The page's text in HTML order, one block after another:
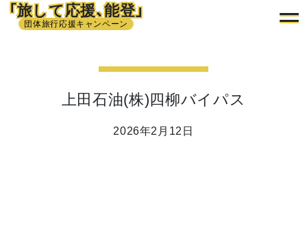
「旅して応援、能登」
団体旅行応援キャンペーン
上田石油(株)四柳バイパス
2026年2月12日